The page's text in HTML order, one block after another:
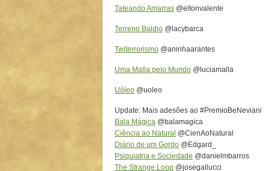
Tateando Amarras @eltonvalente
Terreno Baldio @lacybarca
Twiterrorismo @aninhaarantes
Uma Malla pelo Mundo @luciamalla
Uôleo @uoleo
Update: Mais adesões ao #PremioBeNeviani
Bala Mágica @balamagica
Ciência ao Natural @CienAoNatural
Diário de um Gordo @Edgard_
Psiquiatria e Sociedade @danielmbarros
The Strange Loop @josegallucci